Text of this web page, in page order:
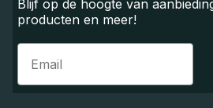
Blijf op de hoogte van
producten en meer!
Email